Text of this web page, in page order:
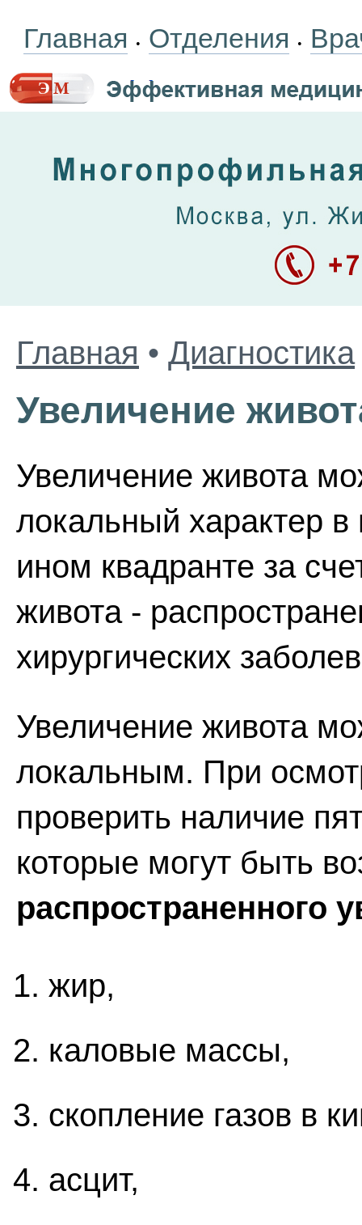
Главная • Отделения •
Главная • Диагностика
Увеличение
Увеличение живота
локальный характер
ином квадранте за
живота -
хирургических
Увеличение живота
локальным. При
проверить наличие
которые могут быть
распространенного
жир,
каловые массы,
скопление газов в
асцит,